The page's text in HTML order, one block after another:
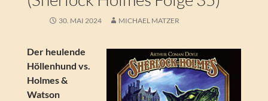
30. MAI 2024 MICHAEL MATZER
Der heulende
Höllenhund vs.
Holmes &
Watson